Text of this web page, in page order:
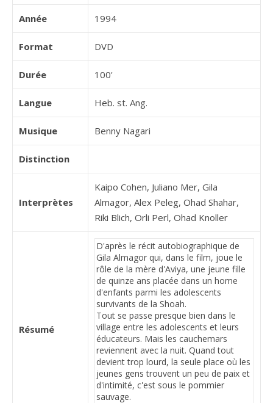
Année 1994
Format DVD
Durée 100'
Langue Heb. st. Ang.
Musique Benny Nagari
Distinction
Interprètes
Kaipo Cohen, Juliano Mer, Gila
Almagor, Alex Peleg, Ohad Shahar,
Riki Blich, Orli Perl, Ohad Knoller
Résumé